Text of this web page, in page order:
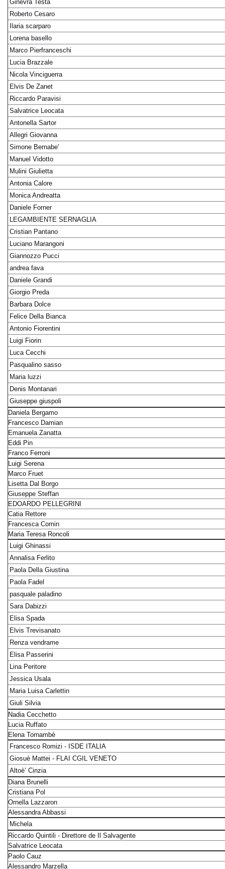
Ginevra Testa
Roberto Cesaro
Ilaria scarparo
Lorena basello
Marco Pierfranceschi
Lucia Brazzale
Nicola Vinciguerra
Elvis De Zanet
Riccardo Paravisi
Salvatrice Leocata
Antonella Sartor
Allegri Giovanna
Simone Bernabe'
Manuel Vidotto
Mulini Giulietta
Antonia Calore
Monica Andreatta
Daniele Forner
LEGAMBIENTE SERNAGLIA
Cristian Pantano
Luciano Marangoni
Giannozzo Pucci
andrea fava
Daniele Grandi
Giorgio Preda
Barbara Dolce
Felice Della Bianca
Antonio Fiorentini
Luigi Fiorin
Luca Cecchi
Pasqualino sasso
Maria luzzi
Denis Montanari
Giuseppe giuspoli
Daniela Bergamo
Francesco Damian
Emanuela Zanatta
Eddi Pin
Franco Ferroni
Luigi Serena
Marco Fruet
Lisetta Dal Borgo
Giuseppe Steffan
EDOARDO PELLEGRINI
Catia Rettore
Francesca Comin
Maria Teresa Roncoli
Luigi Ghinassi
Annalisa Ferlito
Paola Della Giustina
Paola Fadel
pasquale paladino
Sara Dabizzi
Elisa Spada
Elvis Trevisanato
Renza vendrame
Elisa Passerini
Lina Peritore
Jessica Usala
Maria Luisa Carlettin
Giuli Silvia
Nadia Cecchetto
Lucia Ruffato
Elena Tornambè
Francesco Romizi - ISDE ITALIA
Giosuè Mattei - FLAI CGIL VENETO
Altoè’ Cinzia
Diana Brunelli
Cristiana Pol
Ornella Lazzaron
Alessandra Abbassi
Michela
Riccardo Quintili - Direttore de Il Salvagente
Salvatrice Leocata
Paolo Cauz
Alessandro Marzella